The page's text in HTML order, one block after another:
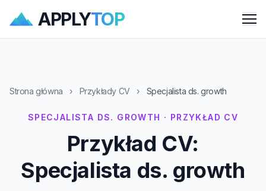
APPLYTOP
Strona główna › Przykłady CV › Specjalista ds. growth
SPECJALISTA DS. GROWTH · PRZYKŁAD CV
Przykład CV:
Specjalista ds. growth